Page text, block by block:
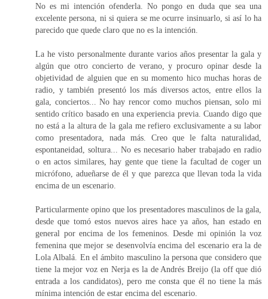
No es mi intención ofenderla. No pongo en duda que sea una
excelente persona, ni si quiera se me ocurre insinuarlo, si así lo ha
parecido que quede claro que no es la intención.
La he visto personalmente durante varios años presentar la gala y
algún que otro concierto de verano, y procuro opinar desde la
objetividad de alguien que en su momento hico muchas horas de
radio, y también presentó los más diversos actos, entre ellos la
gala, conciertos... No hay rencor como muchos piensan, solo mi
sentido crítico basado en una experiencia previa. Cuando digo que
no está a la altura de la gala me refiero exclusivamente a su labor
como presentadora, nada más. Creo que le falta naturalidad,
espontaneidad, soltura... No es necesario haber trabajado en radio
o en actos similares, hay gente que tiene la facultad de coger un
micrófono, adueñarse de él y que parezca que llevan toda la vida
encima de un escenario.
Particularmente opino que los presentadores masculinos de la gala,
desde que tomó estos nuevos aires hace ya años, han estado en
general por encima de los femeninos. Desde mi opinión la voz
femenina que mejor se desenvolvía encima del escenario era la de
Lola Albalá. En el ámbito masculino la persona que considero que
tiene la mejor voz en Nerja es la de Andrés Breijo (la off que dió
entrada a los candidatos), pero me consta que él no tiene la más
mínima intención de estar encima del escenario.